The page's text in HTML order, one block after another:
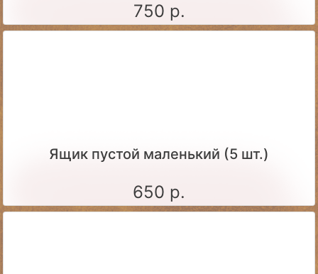
750 р.
Ящик пустой маленький (5 шт.)
650 р.